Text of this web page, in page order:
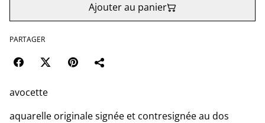
Ajouter au panier
PARTAGER
avocette
aquarelle originale signée et contresignée au dos